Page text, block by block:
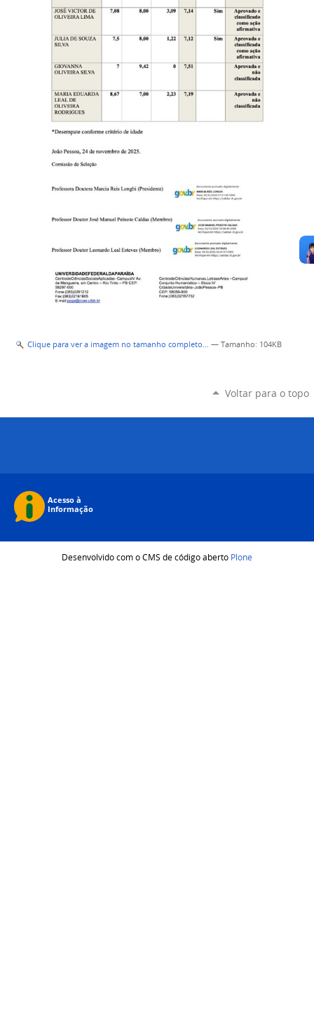
Clique para ver a imagem no tamanho completo… — Tamanho: 104KB
Voltar para o topo
Desenvolvido com o CMS de código aberto Plone